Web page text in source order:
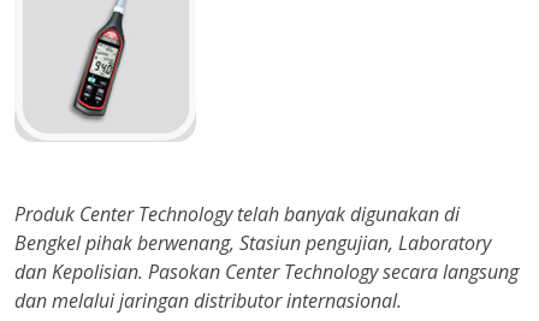
Produk Center Technology telah banyak digunakan di
Bengkel pihak berwenang, Stasiun pengujian, Laboratory
dan Kepolisian. Pasokan Center Technology secara langsung
dan melalui jaringan distributor internasional.